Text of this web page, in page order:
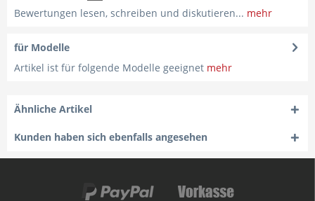
Bewertungen lesen, schreiben und diskutieren... mehr
für Modelle
Artikel ist für folgende Modelle geeignet mehr
Ähnliche Artikel
Kunden haben sich ebenfalls angesehen